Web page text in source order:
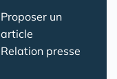
Proposer un
article
Relation presse